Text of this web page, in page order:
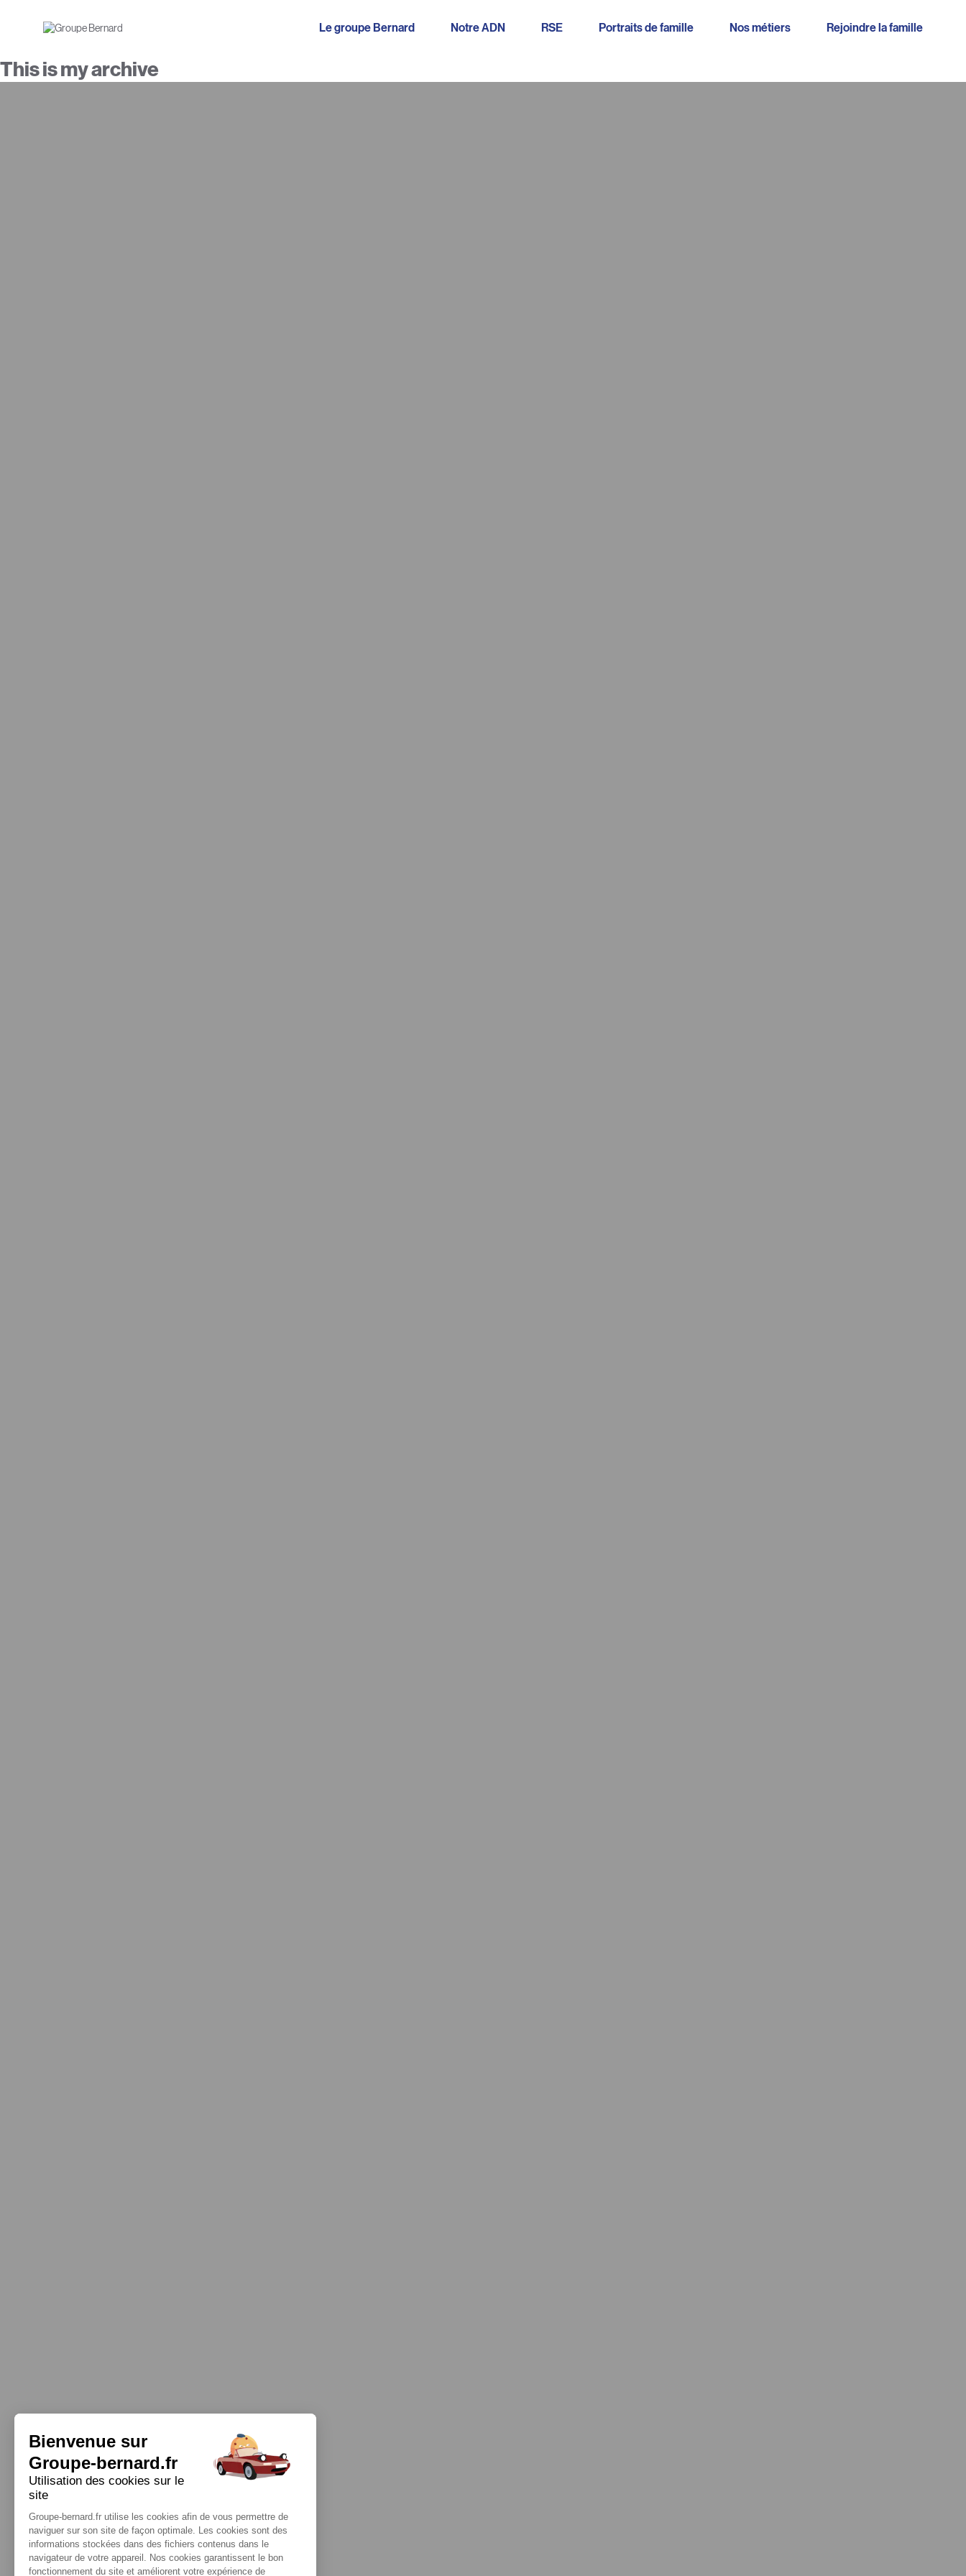
Le groupe Bernard Notre ADN RSE Portraits de famille Nos métiers Rejoindre la famille
This is my archive
Bienvenue sur
Groupe-bernard.fr
Utilisation des cookies sur le
site
Groupe-bernard.fr utilise les cookies afin de vous permettre de
naviguer sur son site de façon optimale. Les cookies sont des
informations stockées dans des fichiers contenus dans le
navigateur de votre appareil. Nos cookies garantissent le bon
fonctionnement du site et améliorent votre expérience de